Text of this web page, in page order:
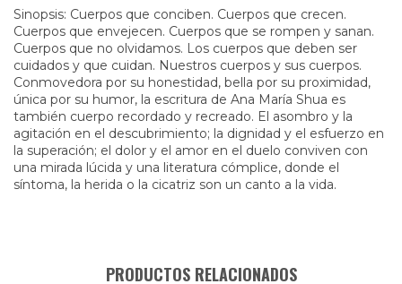
Sinopsis: Cuerpos que conciben. Cuerpos que crecen.
Cuerpos que envejecen. Cuerpos que se rompen y sanan.
Cuerpos que no olvidamos. Los cuerpos que deben ser
cuidados y que cuidan. Nuestros cuerpos y sus cuerpos.
Conmovedora por su honestidad, bella por su proximidad,
única por su humor, la escritura de Ana María Shua es
también cuerpo recordado y recreado. El asombro y la
agitación en el descubrimiento; la dignidad y el esfuerzo en
la superación; el dolor y el amor en el duelo conviven con
una mirada lúcida y una literatura cómplice, donde el
síntoma, la herida o la cicatriz son un canto a la vida.
PRODUCTOS RELACIONADOS